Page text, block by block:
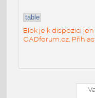
table
Blok je k dispozici
CADforum.cz.